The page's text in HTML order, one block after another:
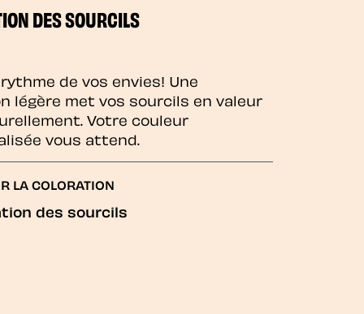
DES SOURCILS
de vos envies! Une
légère met vos sourcils en valeur
Votre couleur
vous attend.
LA COLORATION
des sourcils